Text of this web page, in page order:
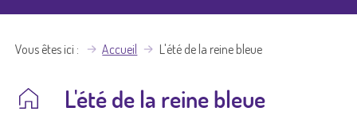
Vous êtes ici Accueil L'été de la reine bleue
L'été de la reine bleue